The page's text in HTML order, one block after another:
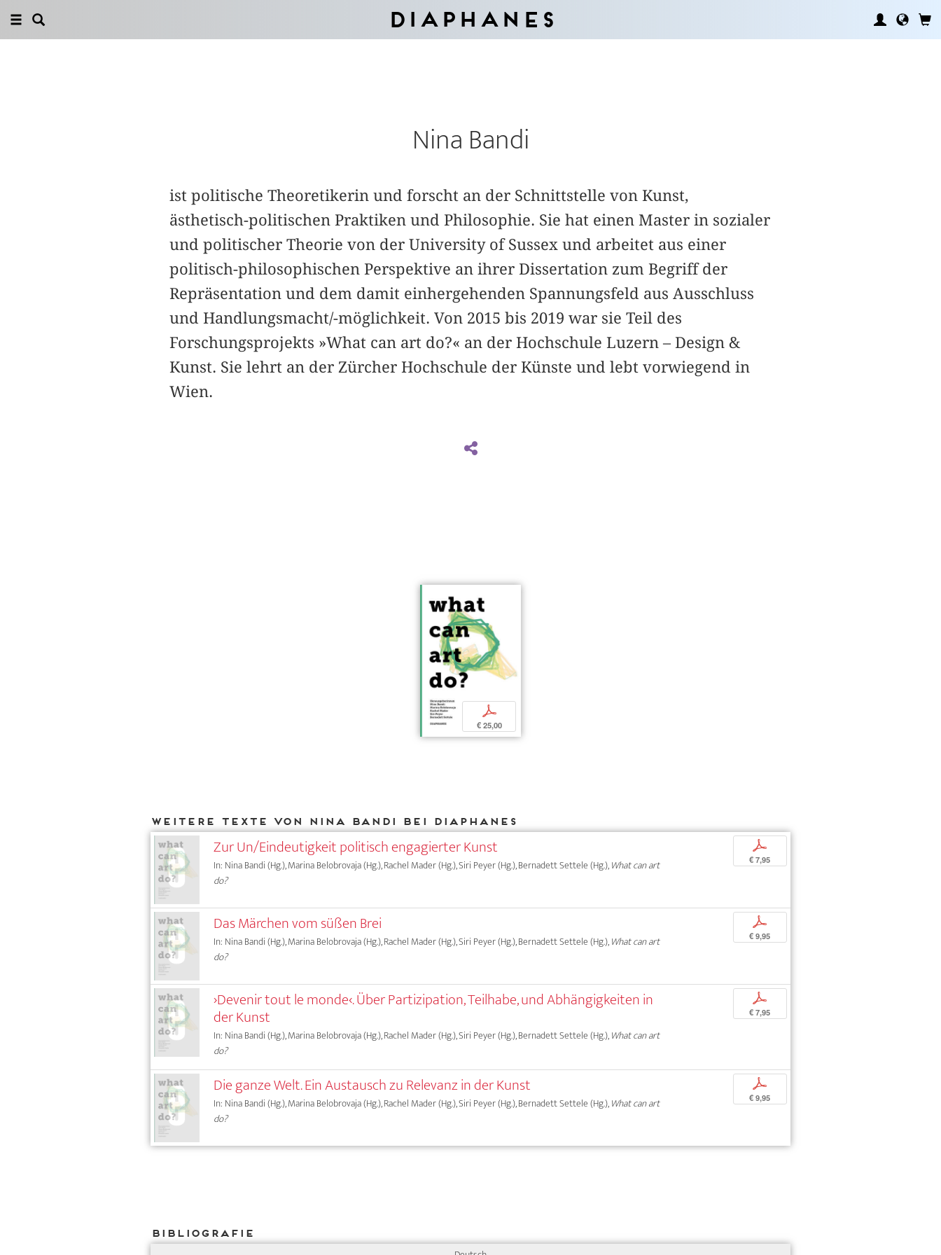
Diaphanes
Nina Bandi
ist politische Theoretikerin und forscht an der Schnittstelle von Kunst,
ästhetisch-politischen Praktiken und Philosophie. Sie hat einen Master in sozialer
und politischer Theorie von der University of Sussex und arbeitet aus einer
politisch-philosophischen Perspektive an ihrer Dissertation zum Begriff der
Repräsentation und dem damit einhergehenden Spannungsfeld aus Ausschluss
und Handlungsmacht/-möglichkeit. Von 2015 bis 2019 war sie Teil des
Forschungsprojekts »What can art do?« an der Hochschule Luzern – Design &
Kunst. Sie lehrt an der Zürcher Hochschule der Künste und lebt vorwiegend in
Wien.
p
€ 25,00
Weitere Texte von Nina Bandi bei DIAPHANES
Zur Un/Eindeutigkeit politisch engagierter Kunst
In: Nina Bandi (Hg.), Marina Belobrovaja (Hg.), Rachel Mader (Hg.), Siri Peyer (Hg.), Bernadett Settele (Hg.),What can art
do?
p
€ 7,95
Das Märchen vom süßen Brei
In: Nina Bandi (Hg.), Marina Belobrovaja (Hg.), Rachel Mader (Hg.), Siri Peyer (Hg.), Bernadett Settele (Hg.),What can art
do?
p
€ 9,95
›Devenir tout le monde‹. Über Partizipation, Teilhabe, und Abhängigkeiten in
der Kunst
In: Nina Bandi (Hg.), Marina Belobrovaja (Hg.), Rachel Mader (Hg.), Siri Peyer (Hg.), Bernadett Settele (Hg.),What can art
do?
p
€ 7,95
Die ganze Welt. Ein Austausch zu Relevanz in der Kunst
In: Nina Bandi (Hg.), Marina Belobrovaja (Hg.), Rachel Mader (Hg.), Siri Peyer (Hg.), Bernadett Settele (Hg.),What can art
do?
p
€ 9,95
Bibliografie